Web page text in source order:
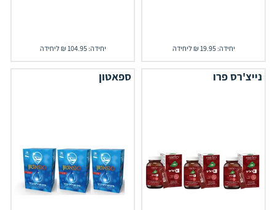
יחידה: 19.95 ₪ ליחידה יחידה: 104.95 ₪ ליחידה
נייצ'רס פרו ספאטון